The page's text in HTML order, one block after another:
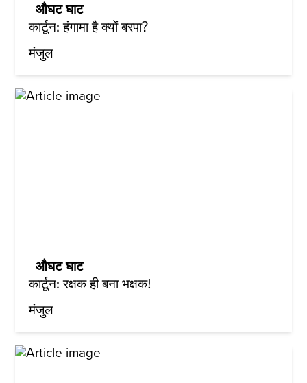
औघट घाट
कार्टून: हंगामा है क्यों बरपा?
मंजुल
औघट घाट
कार्टून: रक्षक ही बना भक्षक!
मंजुल